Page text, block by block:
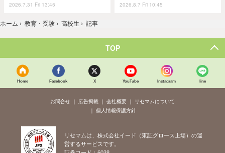
2026.7.31 Fri 13:45 2026.8.7 Fri 10:45
ホーム › 教育・受験 › 高校生 › 記事
TOP
Home Facebook X YouTube Instagram line
お問合せ 広告掲載 会社概要
リセマムについて
個人情報保護方針
リセマムは、株式会社イード（東証グロース上場）の運
営するサービスです。